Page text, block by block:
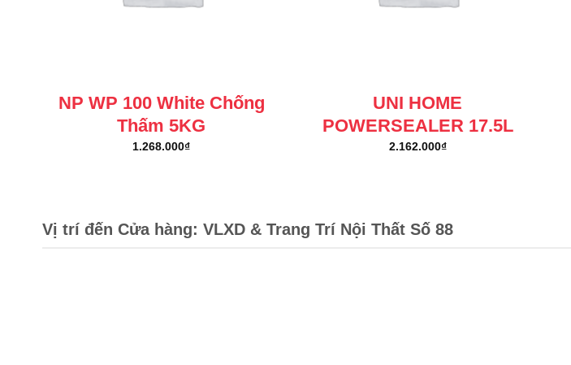
NP WP 100 White Chống
Thấm 5KG
1.268.000₫
UNI HOME
POWERSEALER 17.5L
2.162.000₫
Vị trí đến Cửa hàng: VLXD & Trang Trí Nội Thất Số 88